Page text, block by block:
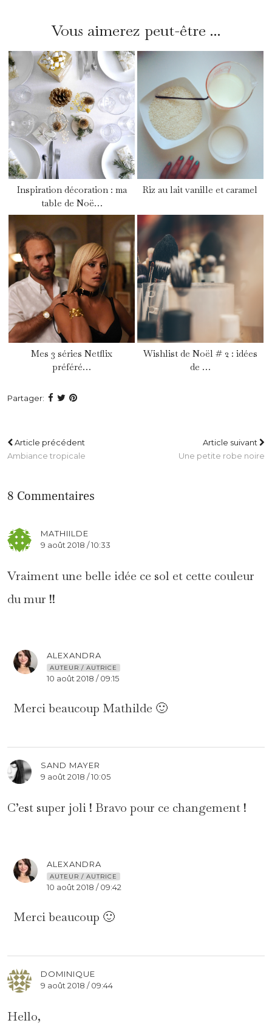
Vous aimerez peut-être ...
Inspiration décoration : ma
table de Noë…
Riz au lait vanille et caramel
Mes 3 séries Netflix
préféré…
Wishlist de Noël # 2 : idées
de …
Partager:
Article précédent
Ambiance tropicale
Article suivant
Une petite robe noire
8 Commentaires
MATHIILDE
9 août 2018 / 10:33
Vraiment une belle idée ce sol et cette couleur
du mur !!
ALEXANDRA
AUTEUR / AUTRICE
10 août 2018 / 09:15
Merci beaucoup Mathilde 🙂
SAND MAYER
9 août 2018 / 10:05
C’est super joli ! Bravo pour ce changement !
ALEXANDRA
AUTEUR / AUTRICE
10 août 2018 / 09:42
Merci beaucoup 🙂
DOMINIQUE
9 août 2018 / 09:44
Hello,